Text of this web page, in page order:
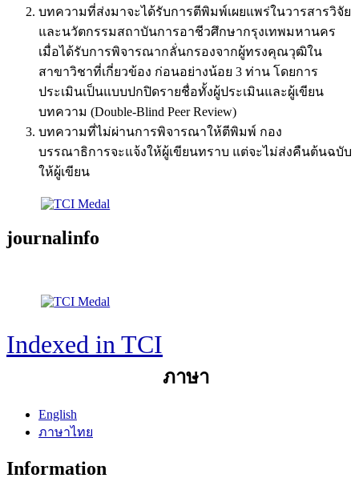
บทความที่ส่งมาจะได้รับการตีพิมพ์เผยแพร่ในวารสารวิจัย
และนวัตกรรมสถาบันการอาชีวศึกษากรุงเทพมหานคร
เมื่อได้รับการพิจารณากลั่นกรองจากผู้ทรงคุณวุฒิใน
สาขาวิชาที่เกี่ยวข้อง ก่อนอย่างน้อย 3 ท่าน โดยการ
ประเมินเป็นแบบปกปิดรายชื่อทั้งผู้ประเมินและผู้เขียน
บทความ (Double-Blind Peer Review)
บทความที่ไม่ผ่านการพิจารณาให้ตีพิมพ์ กอง
บรรณาธิการจะแจ้งให้ผู้เขียนทราบ แต่จะไม่ส่งคืนต้นฉบับ
ให้ผู้เขียน
journalinfo
Indexed in TCI
ภาษา
English
ภาษาไทย
Information